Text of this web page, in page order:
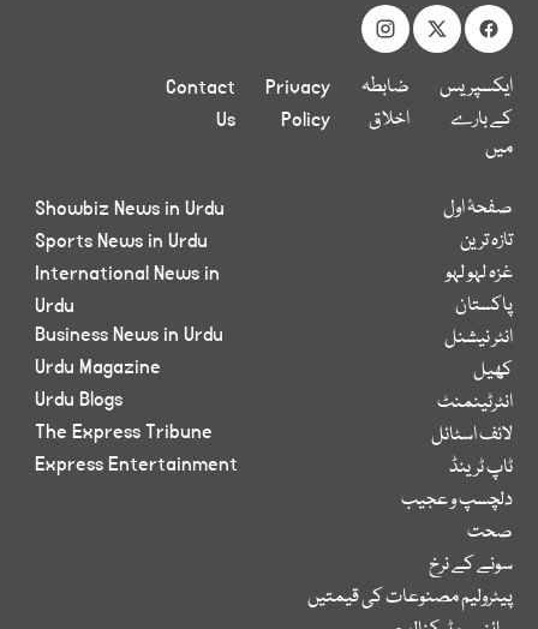
ایکسپریس
کے بارے
میں
ضابطہ
اخلاق
Privacy
Policy
Contact
Us
صفحۂ اول
تازہ ترین
غزہ لہو لہو
پاکستان
انٹر نیشنل
کھیل
انٹرٹینمنٹ
لائف اسٹائل
ٹاپ ٹرینڈ
دلچسپ و عجیب
صحت
سونے کے نرخ
پیٹرولیم مصنوعات کی قیمتیں
Showbiz News in Urdu
Sports News in Urdu
International News in
Urdu
Business News in Urdu
Urdu Magazine
Urdu Blogs
The Express Tribune
Express Entertainment